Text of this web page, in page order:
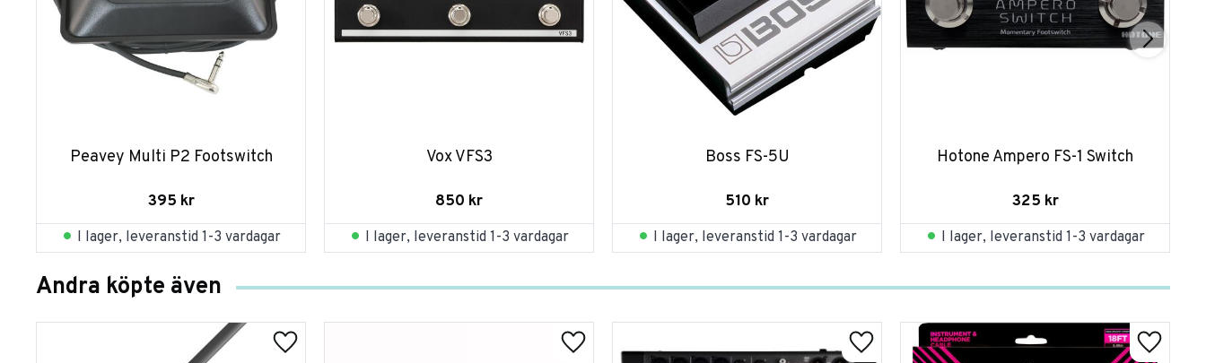
Peavey Multi P2 Footswitch
395 kr
I lager, leveranstid 1-3 vardagar
Vox VFS3
850 kr
I lager, leveranstid 1-3 vardagar
Boss FS-5U
510 kr
I lager, leveranstid 1-3 vardagar
Hotone Ampero FS-1 Switch
325 kr
I lager, leveranstid 1-3 vardagar
Andra köpte även